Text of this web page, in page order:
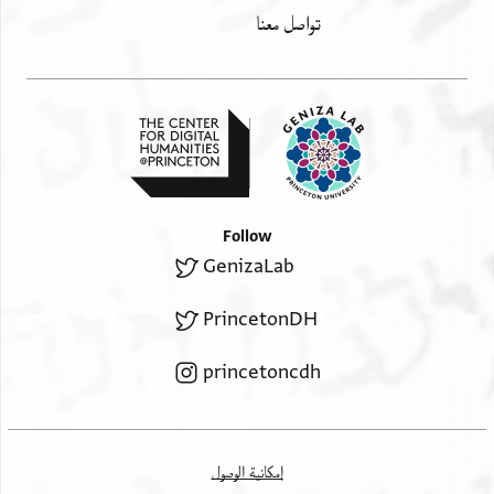
تواصل معنا
Follow
GenizaLab
PrincetonDH
princetoncdh
إمكانية الوصول